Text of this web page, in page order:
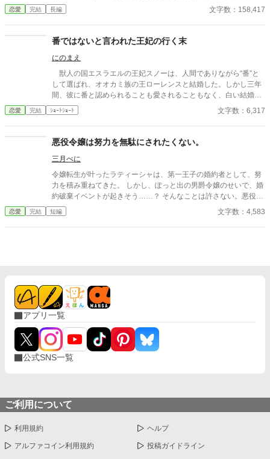
境界”に触れてしまう。 気がつけば、そこは別の歴史を辿る異
界。 そこで彼女は、新たな“悪役令嬢”として破滅を待つ少女と出
して、世界を渡るたびに歪んでいく運命。 これは、捨てられた令
嬢が幾つもの世界を巡りながら、 誰かの破滅を、そして自分自身
の運命を書き換えていく物語。 『あなたを置いて、私は世界を渡
る』
恋愛 完結 長編 文字数：158,417
番ではないと言われた王妃の行く末
にのまえ
獣人の国エスラエルの王妃スノーは、人間でありながら“番”と
して選ばれ、オオカミ族の王ローレンスと結婚した。しかし三年
間、彼に番と認められることも愛されることもなく、白い結婚の
まま冷遇され続ける。 それでも王妃として国に尽くしてきたス
ノーだったが、ある日、ローレンスが別の令嬢レイアーを懐妊さ
決意し、国を去ろうとする。 しかしその道中、レイアー嬢の実
家の襲撃に遭い、スノーは命を落とす寸前、自身の命と引き換え
に広域回復魔法で多くの命を救う。 これでスノーの、人生は終
わりのはずだった。 だが次に目を覚ますと、スノーは三年前の
結婚式当日に戻っていた。何度死んでも、何度拒絶しても、結婚
式の誓いの瞬間へと戻される。 番から逃れようと、スノーは何
恋愛 完結 ｼｮｰﾄｼｮｰﾄ 文字数：6,317
悪役令嬢は努力を無駄にされたくない。
三月べに
令嬢転生が叶ったラティーシャは、第一王子の婚約者として、努
力を積み重ねてきた。 しかし、ぽっと出の男爵令嬢のせいで、婚
約破棄イベントが起きそう……？ そんなことは許さない。悪役令
嬢は微笑む。努力を無駄にはさせない。
恋愛 完結 短編 文字数：4,583
アプリ一覧
公式SNS一覧
ご利用について
利用規約 ヘルプ
アルファコイン利用規約 投稿ガイドライン